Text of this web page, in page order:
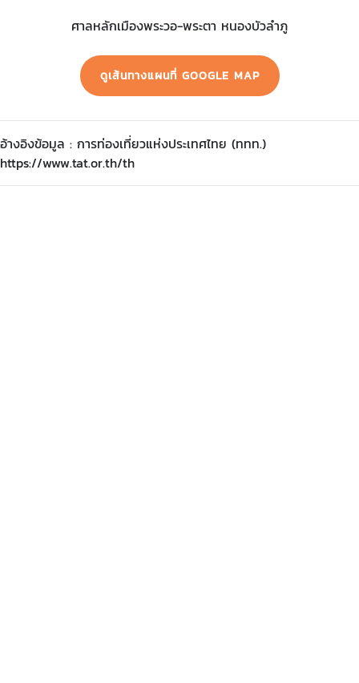
ศาลหลักเมืองพระวอ-พระตา หนองบัวลำภู
ดูเส้นทางแผนที่ GOOGLE MAP
อ้างอิงข้อมูล : การท่องเที่ยวแห่งประเทศไทย (ททท.)
https://www.tat.or.th/th